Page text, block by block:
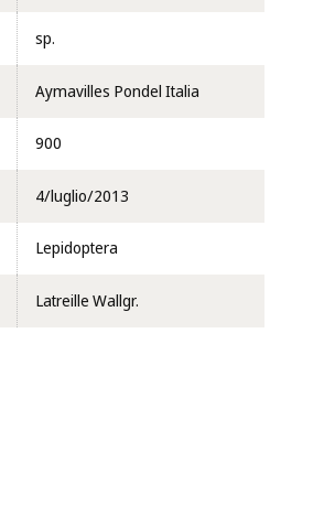
sp.
Aymavilles Pondel Italia
900
4/luglio/2013
Lepidoptera
Latreille Wallgr.